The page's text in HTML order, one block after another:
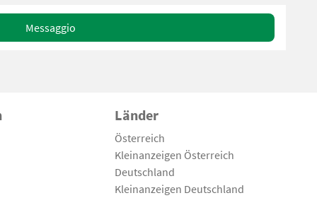
Messaggio
Länder
Österreich
Kleinanzeigen Österreich
Deutschland
Kleinanzeigen Deutschland